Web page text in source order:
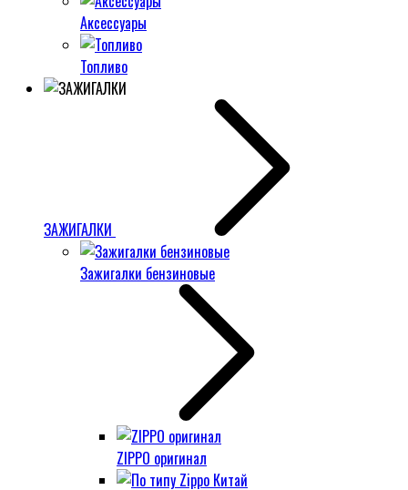
Аксессуары
Топливо
ЗАЖИГАЛКИ
Зажигалки бензиновые
ZIPPO оригинал